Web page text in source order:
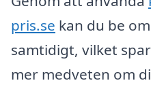
pris.se kan du be
samtidigt, vilket
mer medveten om